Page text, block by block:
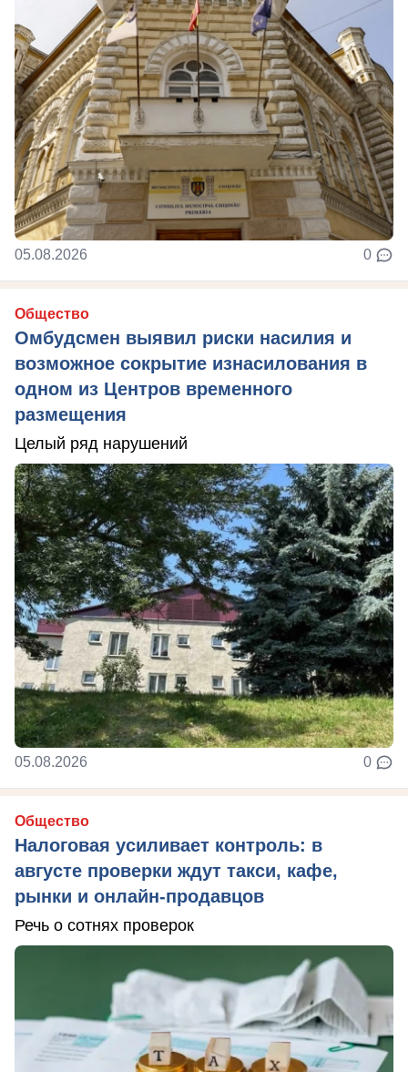
05.08.2026 0
Общество
Омбудсмен выявил риски насилия и
возможное сокрытие изнасилования в
одном из Центров временного
размещения
Целый ряд нарушений
05.08.2026 0
Общество
Налоговая усиливает контроль: в
августе проверки ждут такси, кафе,
рынки и онлайн-продавцов
Речь о сотнях проверок